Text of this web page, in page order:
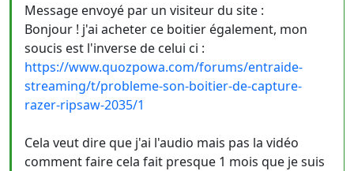
Message envoyé par un visiteur du site :
Bonjour ! j'ai acheter ce boitier également, mon
soucis est l'inverse de celui ci :
https://www.quozpowa.com/forums/entraide-
streaming/t/probleme-son-boitier-de-capture-
razer-ripsaw-2035/1
Cela veut dire que j'ai l'audio mais pas la vidéo
comment faire cela fait presque 1 mois que je suis